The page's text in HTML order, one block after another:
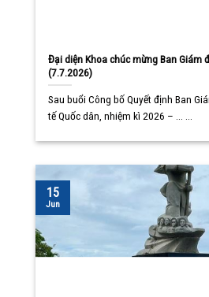
Đại diện Khoa chúc mừng Ban Giám
(7.7.2026)
Sau buổi Công bố Quyết định Ban
tế Quốc dân, nhiệm kì 2026 – ... ...
15
Jun